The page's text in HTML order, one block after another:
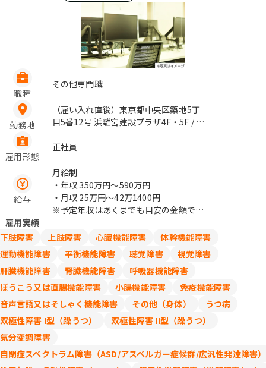
職種
その他専門職
勤務地
（雇い入れ直後）東京都中央区築地5丁
目5番12号 浜離宮建設プラザ4F・5F / 築
雇用形態
正社員
給与
月給制
・年収 350万円〜590万円
・月収 25万円〜42万1400円
※予定年収はあくまでも目安の金額であ
ます。
月給(月額)は固定手当を含みます。
雇用実績
下肢障害
上肢障害 心臓機能障害
体幹機能障害
運動機能障害
平衡機能障害 聴覚障害
視覚障害
肝臓機能障害
腎臓機能障害
呼吸器機能障害
ぼうこう又は直腸機能障害
小腸機能障害
免疫機能障害
音声言語又はそしゃく機能障害
その他（身体）
うつ病
双極性障害 I型（躁うつ）
双極性障害 II型（躁うつ）
気分変調障害
自閉症スペクトラム障害（ASD/アスペルガー症候群/広汎性発達障害）